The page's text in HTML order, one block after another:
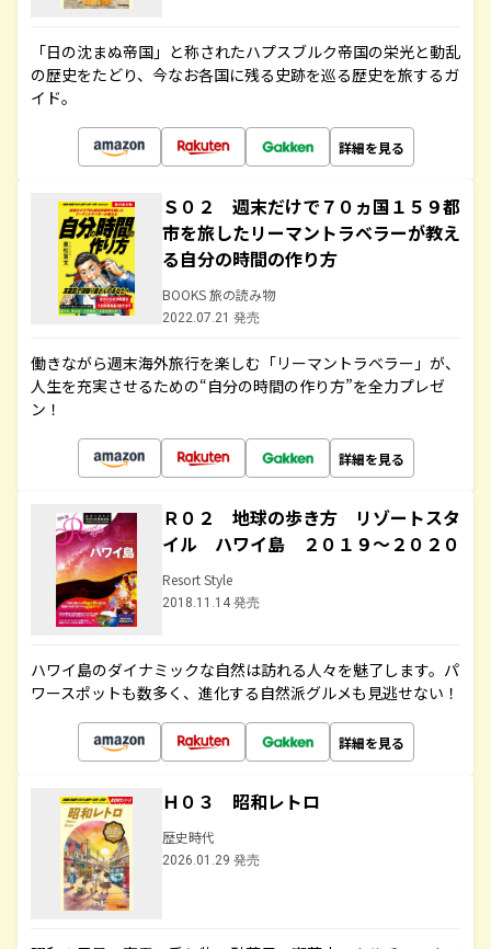
「日の沈まぬ帝国」と称されたハプスブルク帝国の栄光と動乱
の歴史をたどり、今なお各国に残る史跡を巡る歴史を旅するガ
イド。
詳細を見る
Ｓ０２ 週末だけで７０ヵ国１５９都
市を旅したリーマントラベラーが教え
る自分の時間の作り方
BOOKS 旅の読み物
2022.07.21 発売
働きながら週末海外旅行を楽しむ「リーマントラベラー」が、
人生を充実させるための“自分の時間の作り方”を全力プレゼ
ン！
詳細を見る
Ｒ０２ 地球の歩き方 リゾートスタ
イル ハワイ島 ２０１９～２０２０
Resort Style
2018.11.14 発売
ハワイ島のダイナミックな自然は訪れる人々を魅了します。パ
ワースポットも数多く、進化する自然派グルメも見逃せない！
詳細を見る
Ｈ０３ 昭和レトロ
歴史時代
2026.01.29 発売